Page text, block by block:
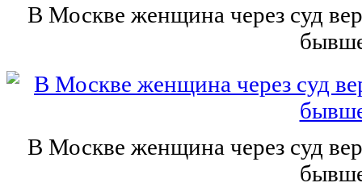
В Москве женщина через суд
В Москве женщина через суд